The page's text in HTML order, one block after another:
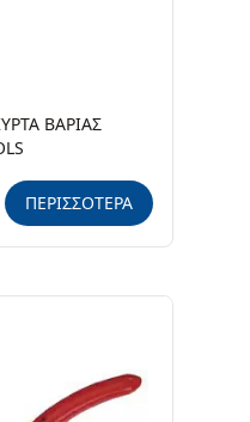
ΒΑΡΙΑΣ
ΠΕΡΙΣΣΟΤΕΡΑ